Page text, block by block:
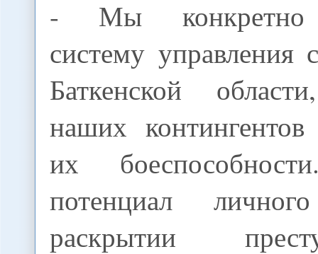
- Мы конкретно
систему
Баткенской
наших
их
потенциал
раскрытии